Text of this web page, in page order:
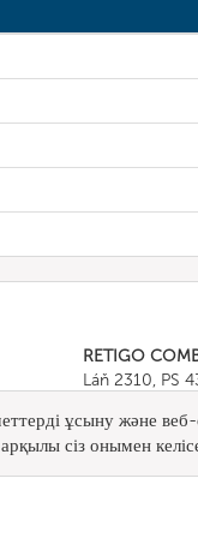
RETIGO
Láň 2310, PS
E-mail:
ұсыну және
сіз онымен